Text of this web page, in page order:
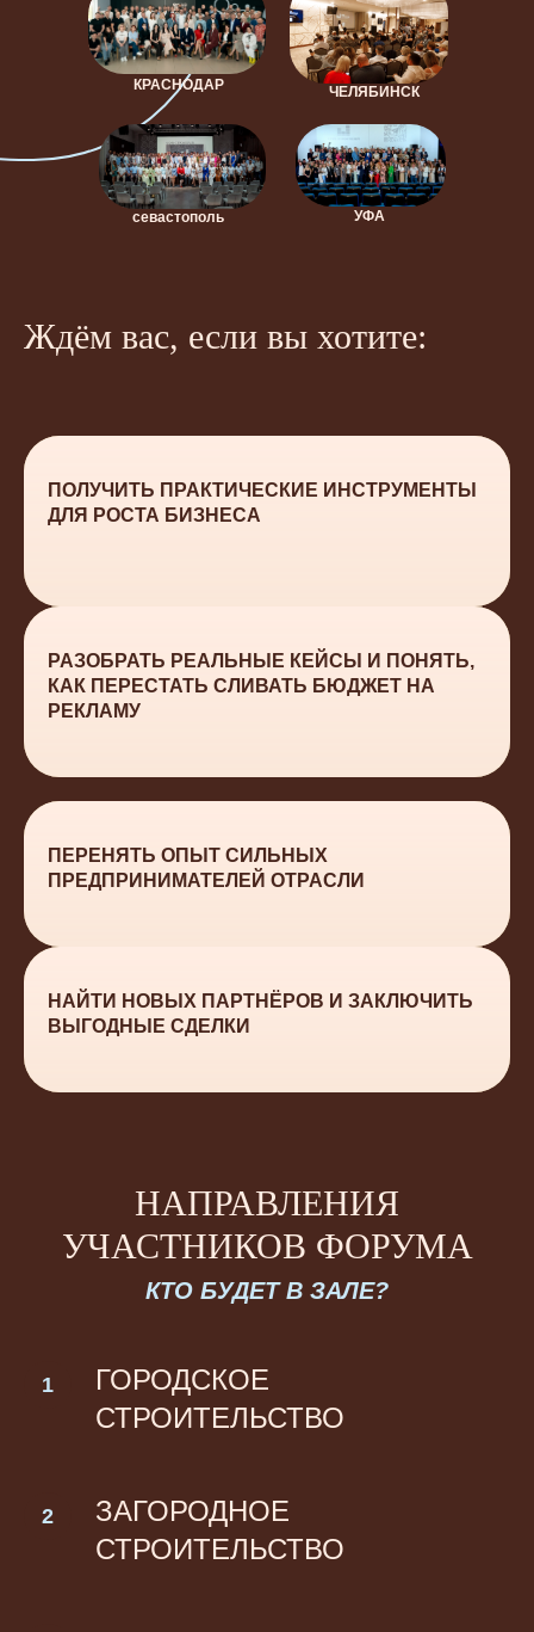
УФА
севастополь
КРАСНОДАР ЧЕЛЯБИНСК
Ждём вас, если вы хотите:
ПОЛУЧИТЬ ПРАКТИЧЕСКИЕ ИНСТРУМЕНТЫ
ДЛЯ РОСТА БИЗНЕСА
РАЗОБРАТЬ РЕАЛЬНЫЕ КЕЙСЫ И ПОНЯТЬ,
КАК ПЕРЕСТАТЬ СЛИВАТЬ БЮДЖЕТ НА
РЕКЛАМУ
ПЕРЕНЯТЬ ОПЫТ СИЛЬНЫХ
ПРЕДПРИНИМАТЕЛЕЙ ОТРАСЛИ
НАЙТИ НОВЫХ ПАРТНЁРОВ И ЗАКЛЮЧИТЬ
ВЫГОДНЫЕ СДЕЛКИ
НАПРАВЛЕНИЯ
УЧАСТНИКОВ ФОРУМА
КТО БУДЕТ В ЗАЛЕ?
ГОРОДСКОЕ
СТРОИТЕЛЬСТВО
ЗАГОРОДНОЕ
СТРОИТЕЛЬСТВО